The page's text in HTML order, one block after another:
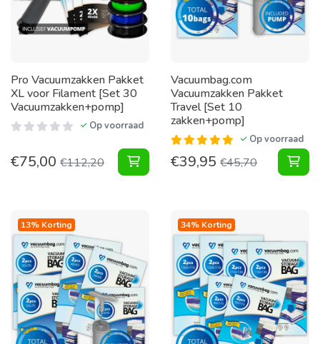
Pro Vacuumzakken Pakket
XL voor Filament [Set 30
Vacuumzakken+pomp]
Op voorraad
€75,00 €112,20 Vacuumzakken Pakket XL voor
Vacuumbag.com
Vacuumzakken Pakket
Travel [Set 10
zakken+pomp]
Op voorraad
€39,95 €45,70
13% Korting 34% Korting